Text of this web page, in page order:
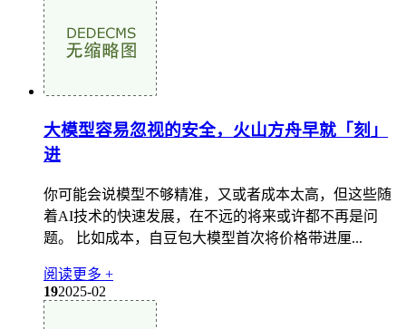
大模型容易忽视的安全，火山方舟早就「刻」
进
你可能会说模型不够精准，又或者成本太高，但这些随
着AI技术的快速发展，在不远的将来或许都不再是问
题。 比如成本，自豆包大模型首次将价格带进厘...
阅读更多 +
192025-02